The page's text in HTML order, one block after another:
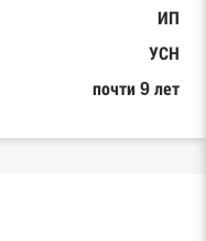
ИП
УСН
почти 9 лет